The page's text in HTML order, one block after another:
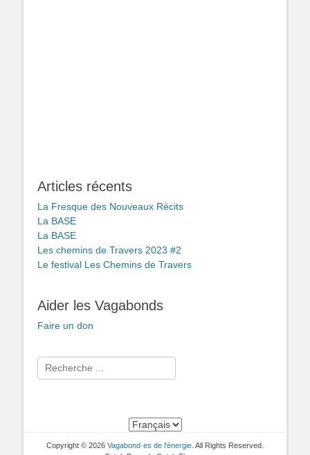
Articles récents
La Fresque des Nouveaux Récits
La BASE
La BASE
Les chemins de Travers 2023 #2
Le festival Les Chemins de Travers
Aider les Vagabonds
Faire un don
Rechercher :
Copyright © 2026 Vagabond·es de l'énergie . All Rights Reserved.